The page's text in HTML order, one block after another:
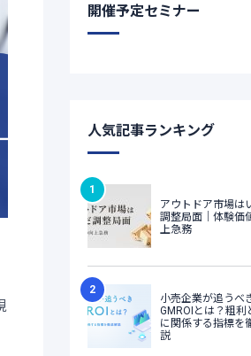
開催予定セミナー
人気記事ランキング